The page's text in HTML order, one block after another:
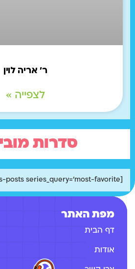
ר' אריה לוין
לצפייה »
סדרות
מפת האתר
דף הבית
אודות